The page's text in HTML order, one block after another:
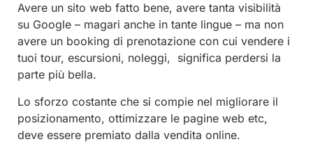
Avere un sito web fatto bene, avere tanta visibilità
su Google – magari anche in tante lingue – ma non
avere un booking di prenotazione con cui vendere i
tuoi tour, escursioni, noleggi, significa perdersi la
parte più bella.
Lo sforzo costante che si compie nel migliorare il
posizionamento, ottimizzare le pagine web etc,
deve essere premiato dalla vendita online.